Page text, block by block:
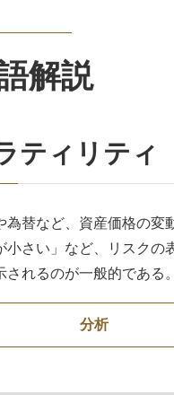
解説
ティリティ
為替など、資産価格の変
小さい」など、リスクの
されるのが一般的である。
分析